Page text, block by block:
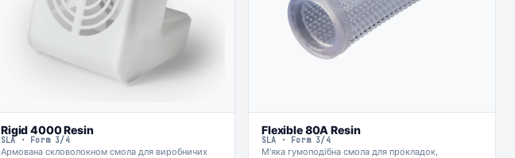
Rigid 4000 Resin
SLA · Form 3/4
Армована скловолокном смола для виробничих
Flexible 80A Resin
SLA · Form 3/4
М'яка гумоподібна смола для прокладок,